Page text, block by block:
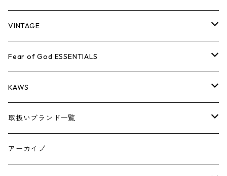
シューズ
小物
コラボレーション
×THE NORTH FACE
×COMME des GARCONS
シーズンアイテム
26SS
BOX LOGOアイテム
バッグ
シューズ
小物
キャップ・ハット
バッグ
シューズ
小物
パンツ
キャップ・ハット
バッグ
シューズ
小物
ジャケット
パンツ
キャップ・ハット
バッグ
シューズ
シャツ
ジャケット
パンツ
キャップ
バッグ
スウェット/ニット
シャツ
ジャケット
パンツ
キャップ・ハット
ロンTEE
スウェット/ニット
シャツ
ジャケット
パンツ
シューズ
AIR JORDAN 1
AIR JORDAN 3
アパレル・小物
VINTAGE
Tシャツ
ロンTEE
スウェット/ニット
ジャケット
Fear of God ESSENTIALS
Tシャツ
ロンTEE
スウェット/ニット
KAWS
アパレル
小物
取扱いブランド一覧
A
アーカイブ